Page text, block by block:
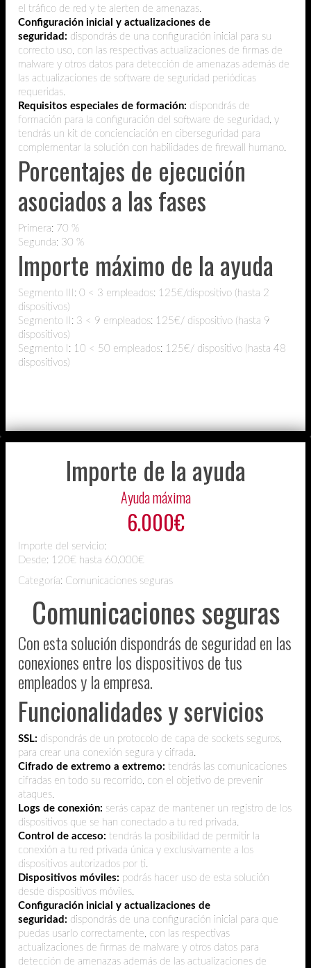
el tráfico de red y te alerten de amenazas.
Configuración inicial y actualizaciones de
seguridad: dispondrás de una configuración inicial para su
correcto uso, con las respectivas actualizaciones de firmas de
malware y otros datos para detección de amenazas además de
las actualizaciones de software de seguridad periódicas
requeridas.
Requisitos especiales de formación: dispondrás de
formación para la configuración del software de seguridad, y
tendrás un kit de concienciación en ciberseguridad para
complementar la solución con habilidades de firewall humano.
Porcentajes de ejecución
asociados a las fases
Primera: 70 %
Segunda: 30 %
Importe máximo de la ayuda
Segmento III: 0 < 3 empleados: 125€/dispositivo (hasta 2
dispositivos)
Segmento II: 3 < 9 empleados: 125€/ dispositivo (hasta 9
dispositivos)
Segmento I: 10 < 50 empleados: 125€/ dispositivo (hasta 48
dispositivos)
Importe de la ayuda
Ayuda máxima
6.000€
Importe del servicio:
Desde: 120€ hasta 60.000€
Categoría: Comunicaciones seguras
Comunicaciones seguras
Con esta solución dispondrás de seguridad en las
conexiones entre los dispositivos de tus
empleados y la empresa.
Funcionalidades y servicios
SSL: dispondrás de un protocolo de capa de sockets seguros,
para crear una conexión segura y cifrada.
Cifrado de extremo a extremo: tendrás las comunicaciones
cifradas en todo su recorrido, con el objetivo de prevenir
ataques.
Logs de conexión: serás capaz de mantener un registro de los
dispositivos que se han conectado a tu red privada.
Control de acceso: tendrás la posibilidad de permitir la
conexión a tu red privada única y exclusivamente a los
dispositivos autorizados por ti.
Dispositivos móviles: podrás hacer uso de esta solución
desde dispositivos móviles.
Configuración inicial y actualizaciones de
seguridad: dispondrás de una configuración inicial para que
puedas usarlo correctamente, con las respectivas
actualizaciones de firmas de malware y otros datos para
detección de amenazas además de las actualizaciones de